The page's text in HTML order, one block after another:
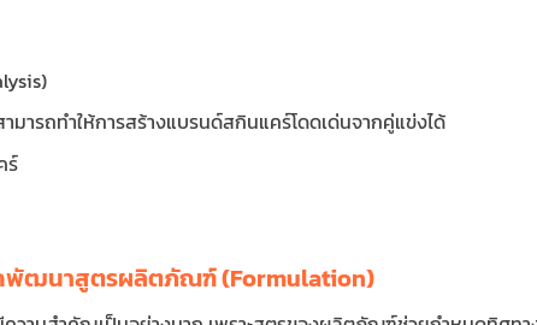
ารถทำให้การสร้างแบรนด์สกินแคร์โดดเด่นจากคู่แข่งได้
ร์
กพัฒนาสูตรผลิตภัณฑ์ (Formulation)